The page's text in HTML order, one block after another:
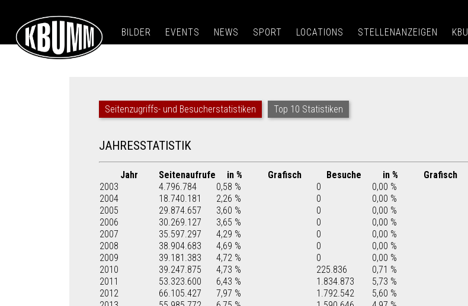
BILDER EVENTS NEWS SPORT LOCATIONS STELLENANZEIGEN
Seitenzugriffs- und Besucherstatistiken Top 10 Statistiken
JAHRESSTATISTIK
Jahr Seitenaufrufe in % Grafisch Besuche in %
Grafisch
2003
4.796.784 0,58 % 0
0,00 %
2004
18.740.181 2,26 % 0
0,00 %
2005
29.874.657 3,60 % 0
0,00 %
2006
30.269.127 3,65 % 0
0,00 %
2007
35.597.297 4,29 % 0
0,00 %
2008
38.904.683 4,69 % 0
0,00 %
2009
39.181.383 4,72 % 0
0,00 %
2010
39.247.875 4,73 % 225.836
0,71 %
2011
53.323.600 6,43 % 1.834.873
5,73 %
2012
66.105.427 7,97 % 1.792.542
5,60 %